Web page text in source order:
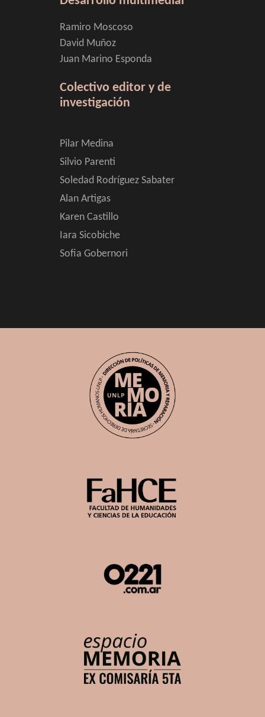
Ramiro Moscoso
David Muñoz
Juan Marino Esponda
Colectivo editor y de
investigación
Pilar Medina
Silvio Parenti
Soledad Rodríguez Sabater
Alan Artigas
Karen Castillo
Iara Sicobiche
Sofia Gobernori